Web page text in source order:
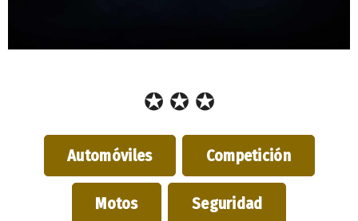
✪ ✪ ✪
Automóviles Competición
Motos Seguridad